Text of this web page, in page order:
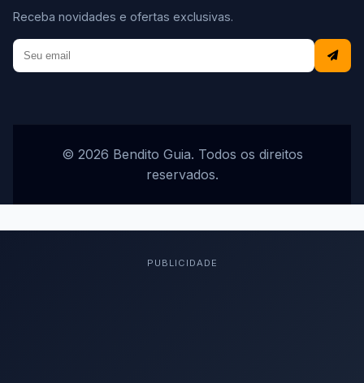
Receba novidades e ofertas exclusivas.
© 2026 Bendito Guia. Todos os direitos
reservados.